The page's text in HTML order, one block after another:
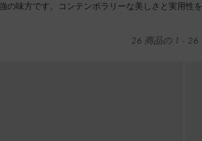
の味方です。コンテンポラリーな美しさと実用
26 商品の 1 - 26